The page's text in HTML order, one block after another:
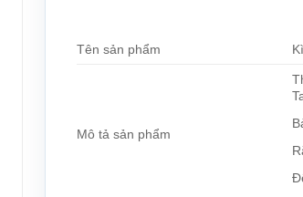
Tên sản phẩm
Mô tả sản phẩm